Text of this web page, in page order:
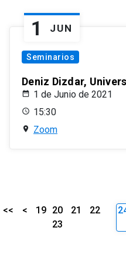
1 JUN
Seminarios
Deniz Dizdar,
1 de Junio de 2021
15:30
Zoom
<< < 19 20 21
22
23